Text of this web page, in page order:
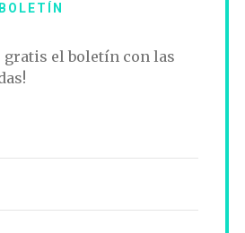
gratis el boletín con las